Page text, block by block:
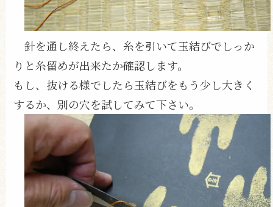
針を通し終えたら、糸を引いて玉結びでしっか
りと糸留めが出来たか確認します。
もし、抜ける様でしたら玉結びをもう少し大きく
するか、別の穴を試してみて下さい。